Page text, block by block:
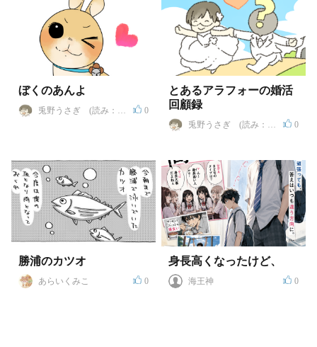
ぼくのあんよ
兎野うさぎ (読み：ト
0
とあるアラフォーの婚活
回顧録
兎野うさぎ (読み：ト
0
勝浦のカツオ
あらいくみこ 0
身長高くなったけど、
海王神 0